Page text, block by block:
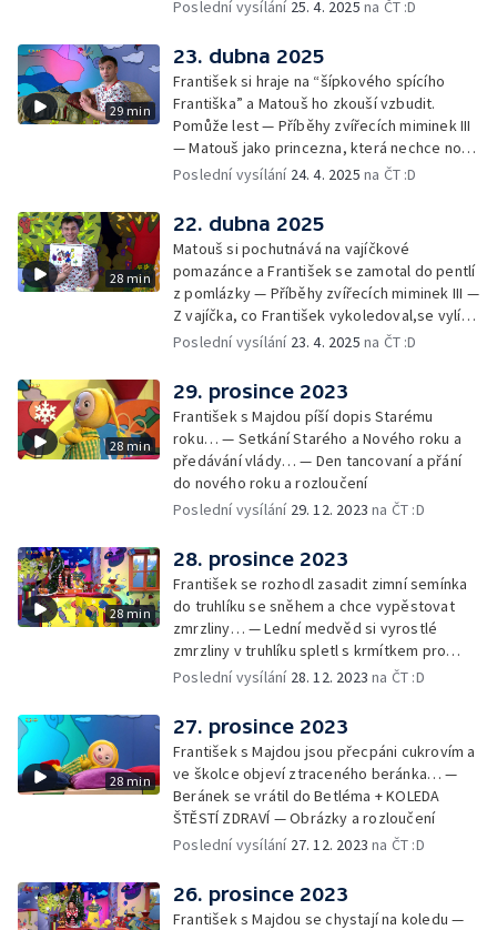
obrázky + rozloučení
Poslední vysílání 25. 4. 2025 na ČT :D
29 min
23. dubna 2025
František si hraje na “šípkového spícího
Františka” a Matouš ho zkouší vzbudit.
Pomůže lest — Příběhy zvířecích miminek III
— Matouš jako princezna, která nechce nosit
brýle… — Cvoček astronautem — Nestyďte
Poslední vysílání 24. 4. 2025 na ČT :D
28 min
22. dubna 2025
Matouš si pochutnává na vajíčkové
pomazánce a František se zamotal do pentlí
z pomlázky — Příběhy zvířecích miminek III —
Z vajíčka, co František vykoledoval,se vylíhl
drak. Nejí princezny, ale miluje vajíčkovou
Rozloučení
Poslední vysílání 23. 4. 2025 na ČT :D
28 min
29. prosince 2023
František s Majdou píší dopis Starému
roku… — Setkání Starého a Nového roku a
předávání vlády… — Den tancovaní a přání
do nového roku a rozloučení
Poslední vysílání 29. 12. 2023 na ČT :D
28 min
28. prosince 2023
František se rozhodl zasadit zimní semínka
do truhlíku se sněhem a chce vypěstovat
zmrzliny… — Lední medvěd si vyrostlé
zmrzliny v truhlíku spletl s krmítkem pro
medvědy… — Kompas od medvěda +
Poslední vysílání 28. 12. 2023 na ČT :D
28 min
27. prosince 2023
František s Majdou jsou přecpáni cukrovím a
ve školce objeví ztraceného beránka… —
Beránek se vrátil do Betléma + KOLEDA
ŠTĚSTÍ ZDRAVÍ — Obrázky a rozloučení
Poslední vysílání 27. 12. 2023 na ČT :D
26. prosince 2023
František s Majdou se chystají na koledu —